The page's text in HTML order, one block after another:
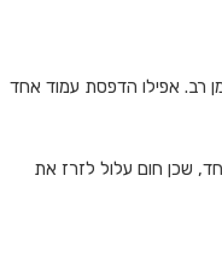
רב. אפילו הדפסת עמוד אחד
שכן חום עלול לזרז את